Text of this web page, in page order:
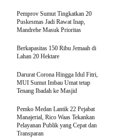
Pemprov Sumut Tingkatkan 20
Puskesmas Jadi Rawat Inap,
Mandrehe Masuk Prioritas
Berkapasitas 150 Ribu Jemaah di
Lahan 20 Hektare
Darurat Corona Hingga Idul Fitri,
MUI Sumut Imbau Umat tetap
Tenang Ibadah ke Masjid
Pemko Medan Lantik 22 Pejabat
Manajerial, Rico Waas Tekankan
Pelayanan Publik yang Cepat dan
Transparan